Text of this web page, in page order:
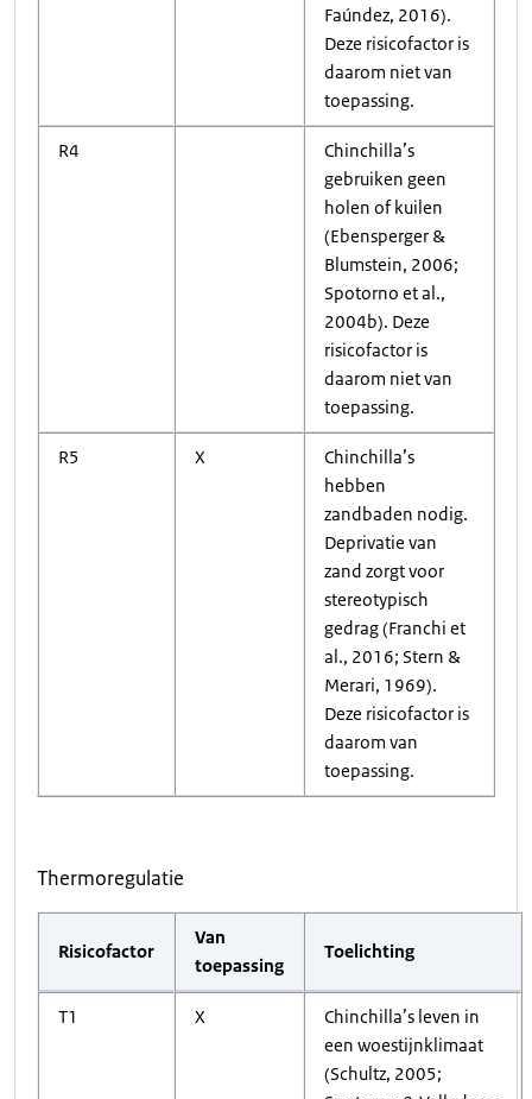
Faúndez, 2016).
Deze risicofactor is
daarom niet van
toepassing.
R4
Chinchilla’s
gebruiken geen
holen of kuilen
(Ebensperger &
Blumstein, 2006;
Spotorno et al.,
2004b). Deze
risicofactor is
daarom niet van
toepassing.
R5 X
Chinchilla’s
hebben
zandbaden nodig.
Deprivatie van
zand zorgt voor
stereotypisch
gedrag (Franchi et
al., 2016; Stern &
Merari, 1969).
Deze risicofactor is
daarom van
toepassing.
Thermoregulatie
Risicofactor
Van
toepassing
Toelichting
T1 X
Chinchilla’s leven in
een woestijnklimaat
(Schultz, 2005;